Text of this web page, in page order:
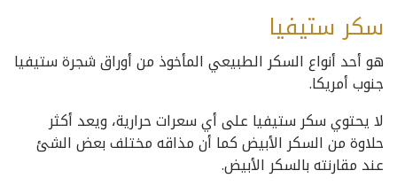
سكر ستيفيا
هو أحد أنواع السكر الطبيعي المأخوذ من أوراق شجرة ستيفيا
جنوب أمريكا.
لا يحتوي سكر ستيفيا على أي سعرات حرارية، ويعد أكثر
حلاوة من السكر الأبيض كما أن مذاقه مختلف بعض الشئ
عند مقارنته بالسكر الأبيض.